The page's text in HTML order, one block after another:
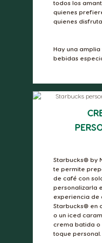
todos los
quienes
quienes
Hay una
bebidas
Starbucks® by
te permite
de café con
personalizarla
experiencia de
Starbucks® en
o un iced
crema batida o
toque personal.